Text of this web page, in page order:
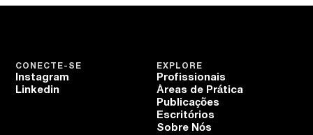
EXPLORE
Profissionais
Áreas de Prática
Publicações
Escritórios
Sobre Nós
CONECTE-SE
Instagram
Linkedin